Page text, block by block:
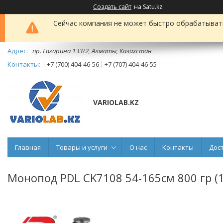
Создать сайт на Satu.kz
Сейчас компания не может быстро
пр. Гагарина 133/2, Алматы, Казахстан
+7 (700) 404-46-56
+7 (707) 404-46-55
VARIOLAB.KZ
Главная Товары и услуги О нас Контакты
Монопод PDL CK7108 54-165см 800 гр